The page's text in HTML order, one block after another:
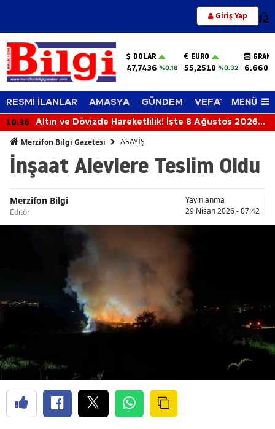
Giriş Yap 12
DOLAR
47,7436 %0.18
EURO
55,2510 %0.32
RESMİ İLANLAR AMASYA GÜNDEM VEFAT EDENLER
MENÜ
10:36
Altın ve Dövizde Hareketlilik! İşte 8 Ağustos 2026
Merzifon Bilgi Gazetesi ASAYİŞ
İnşaat Alevlere Teslim Oldu
Merzifon Bilgi
Editör
Yayınlanma
29 Nisan 2026 - 07:42